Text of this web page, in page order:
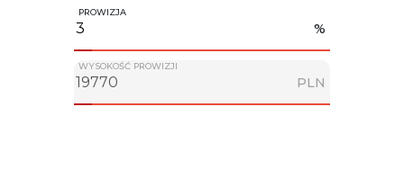
PROWIZJA
%
WYSOKOŚĆ PROWIZJI
PLN